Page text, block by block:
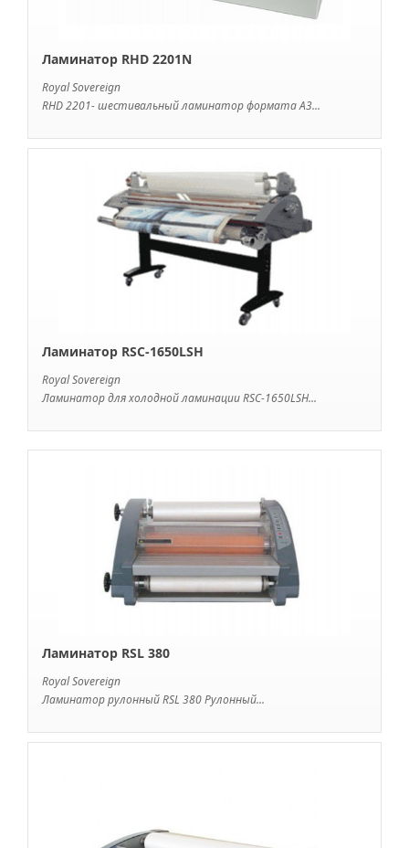
Ламинатор RHD 2201N
Royal Sovereign
RHD 2201- шестивальный ламинатор формата А3...
Ламинатор RSC-1650LSH
Royal Sovereign
Ламинатор для холодной ламинации RSC-1650LSH...
Ламинатор RSL 380
Royal Sovereign
Ламинатор рулонный RSL 380 Рулонный...